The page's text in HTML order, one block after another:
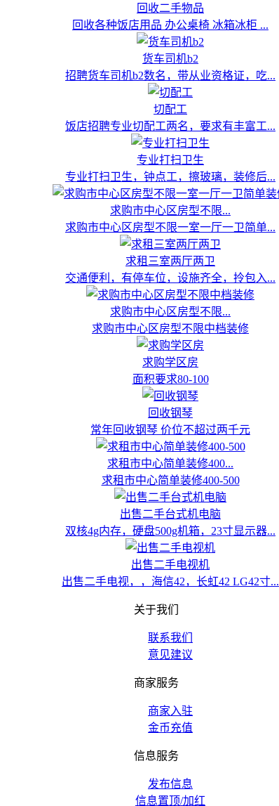
回收二手物品
回收各种饭店用品 办公桌椅 冰箱冰柜 ...
货车司机b2
招聘货车司机b2数名，带从业资格证，吃...
切配工
饭店招聘专业切配工两名，要求有丰富工...
专业打扫卫生
专业打扫卫生，钟点工，擦玻璃，装修后...
求购市中心区房型不限...
求购市中心区房型不限一室一厅一卫简单...
求租三室两厅两卫
交通便利，有停车位，设施齐全，拎包入...
求购市中心区房型不限...
求购市中心区房型不限中档装修
求购学区房
面积要求80-100
回收钢琴
常年回收钢琴 价位不超过两千元
求租市中心简单装修400...
求租市中心简单装修400-500
出售二手台式机电脑
双核4g内存，硬盘500g机箱，23寸显示器...
出售二手电视机
出售二手电视，，海信42，长虹42 LG42寸...
关于我们
联系我们
意见建议
商家服务
商家入驻
金币充值
信息服务
发布信息
信息置顶/加红